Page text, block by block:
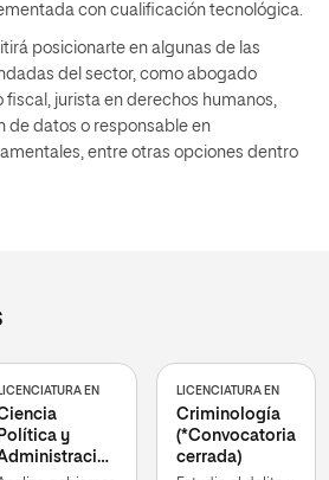
con cualificación tecnológica.
posicionarte en algunas de las
del sector, como abogado
jurista en derechos humanos,
de datos o responsable en
entre otras opciones dentro
LICENCIATURA EN
Política y
LICENCIATURA EN
Criminología
(*Convocatoria
cerrada)